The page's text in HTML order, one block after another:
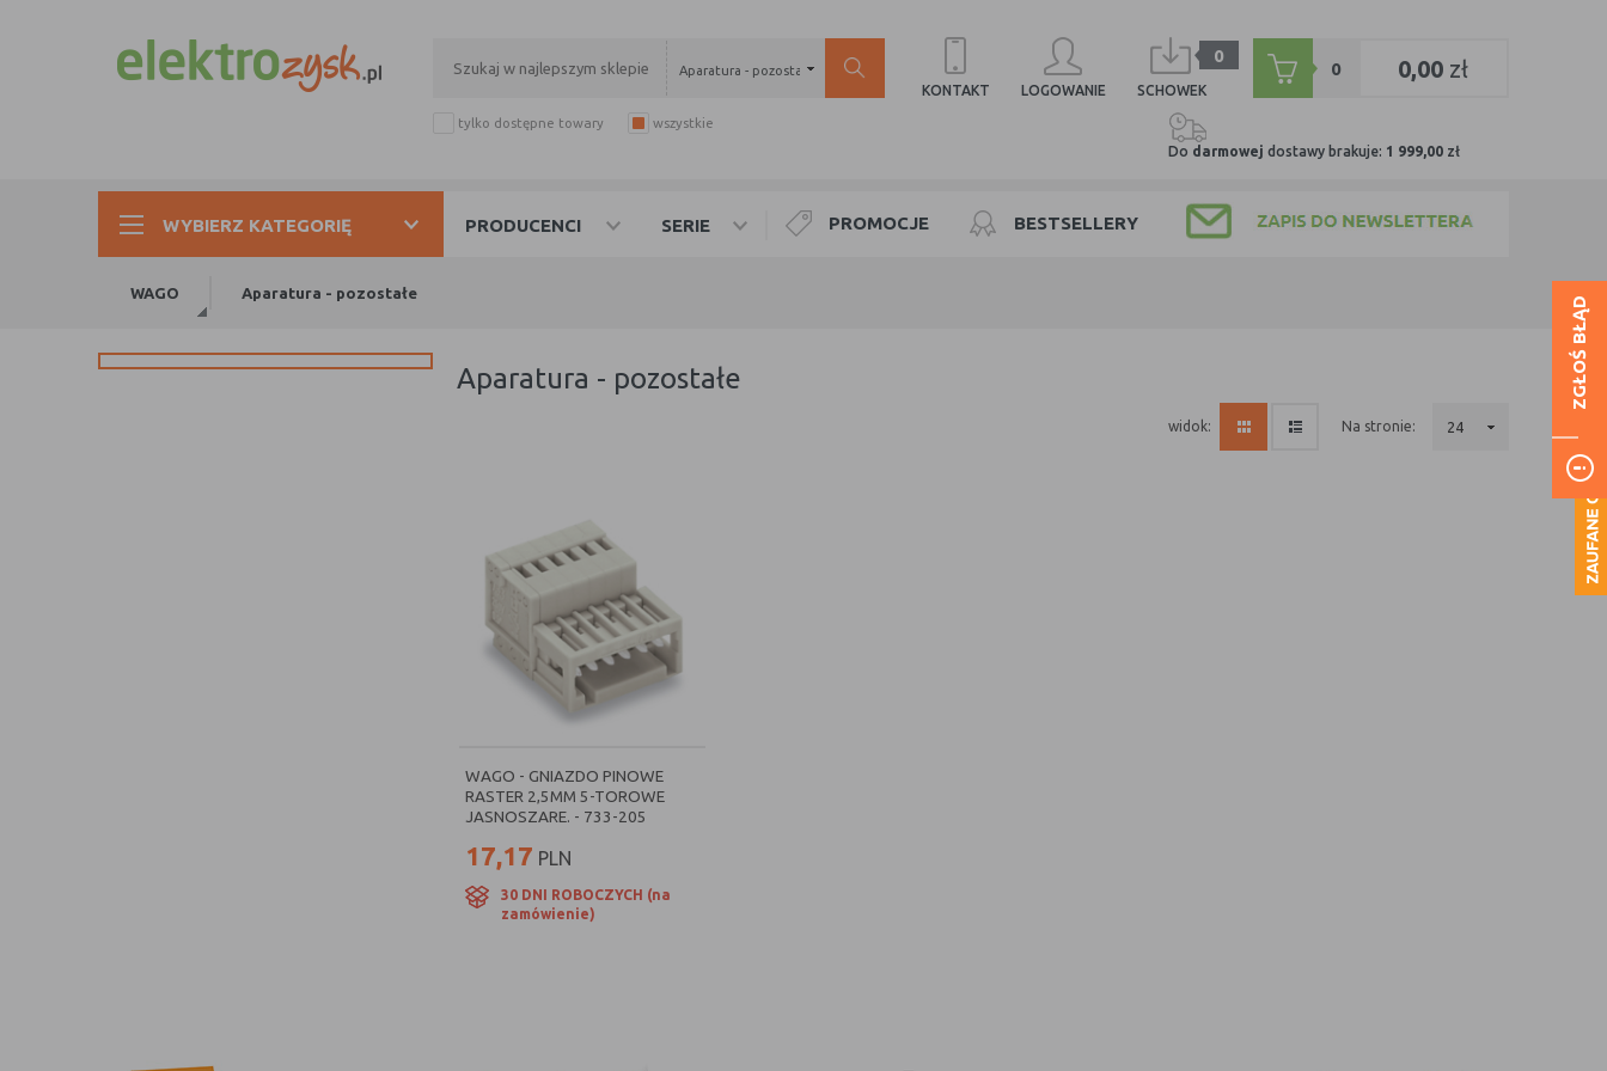
Aparatura - pozostałe
tylko dostępne towary wszystkie
KONTAKT LOGOWANIE
0
SCHOWEK
0 0,00 zł
Do darmowej dostawy brakuje: 1 999,00 zł
WYBIERZ KATEGORIĘ PRODUCENCI SERIE PROMOCJE BESTSELLERY
WAGO Aparatura - pozostałe
aparatura - pozostałe
widok: na stronie: 24
WAGO - GNIAZDO PINOWE
RASTER 2,5MM 5-TOROWE
JASNOSZARE. - 733-205
17,17 PLN
30 DNI ROBOCZYCH (na
zamówienie)
ZGŁOŚ BŁĄD